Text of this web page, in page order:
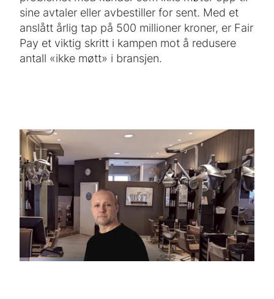
sine avtaler eller avbestiller for sent. Med et
anslått årlig tap på 500 millioner kroner, er Fair
Pay et viktig skritt i kampen mot å redusere
antall «ikke møtt» i bransjen.